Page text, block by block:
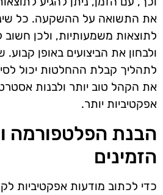
את התשואה על ההשקעה. כל
לתוצאות משמעותיות, ולכן חשוב
ולבחון את הביצועים באופן קבוע.
לתהליך קבלת ההחלטות יכול
את הקהל טוב יותר ולבנות
אפקטיביות יותר.
הבנת הפלטפורמה
הזמינים
כדי לכתוב מודעות אפקטיביות